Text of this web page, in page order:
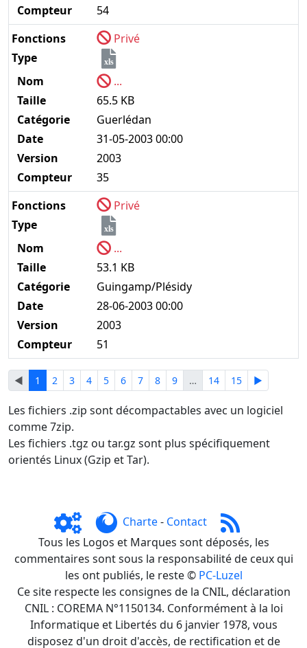
Compteur
54
Fonctions
Privé
Type
xls
Nom
...
Taille
65.5 KB
Catégorie
Guerlédan
Date
31-05-2003 00:00
Version
2003
Compteur
35
Fonctions
Privé
Type
xls
Nom
...
Taille
53.1 KB
Catégorie
Guingamp/Plésidy
Date
28-06-2003 00:00
Version
2003
Compteur
51
◄ 1 2 3 4 5 6 7 8 9 … 14 15 ►
Les fichiers .zip sont décompactables avec un logiciel
comme 7zip.
Les fichiers .tgz ou tar.gz sont plus spécifiquement
orientés Linux (Gzip et Tar).
Charte- Contact
Tous les Logos et Marques sont déposés, les
commentaires sont sous la responsabilité de ceux qui
les ont publiés, le reste © PC-Luzel
Ce site respecte les consignes de la CNIL, déclaration
CNIL : COREMA N°1150134. Conformément à la loi
Informatique et Libertés du 6 janvier 1978, vous
disposez d'un droit d'accès, de rectification et de